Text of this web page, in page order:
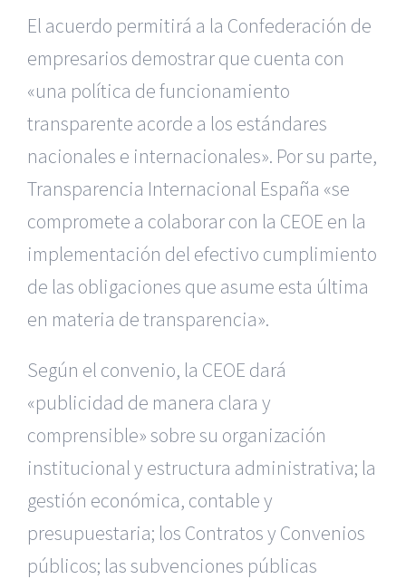
El acuerdo permitirá a la Confederación de
empresarios demostrar que cuenta con
«una política de funcionamiento
transparente acorde a los estándares
nacionales e internacionales». Por su parte,
Transparencia Internacional España «se
compromete a colaborar con la CEOE en la
implementación del efectivo cumplimiento
de las obligaciones que asume esta última
en materia de transparencia».
Según el convenio, la CEOE dará
«publicidad de manera clara y
comprensible» sobre su organización
institucional y estructura administrativa; la
gestión económica, contable y
presupuestaria; los Contratos y Convenios
públicos; las subvenciones públicas